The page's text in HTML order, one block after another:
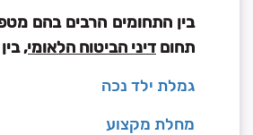
בין התחומים הרבים בהם
תחום דיני הביטוח הלאומי,
גמלת ילד נכה
מחלת מקצוע